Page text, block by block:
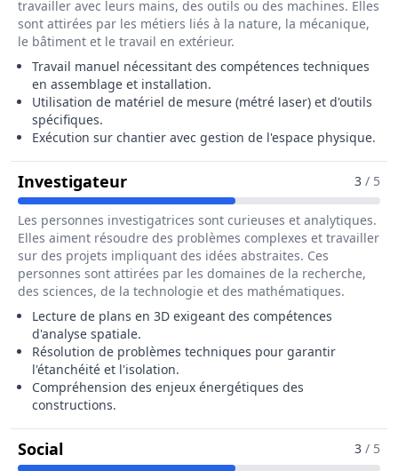
travailler avec leurs mains, des outils ou des machines. Elles
sont attirées par les métiers liés à la nature, la mécanique,
le bâtiment et le travail en extérieur.
Travail manuel nécessitant des compétences techniques
en assemblage et installation.
Utilisation de matériel de mesure (métré laser) et d'outils
spécifiques.
Exécution sur chantier avec gestion de l'espace physique.
InvestigateurPour Le Métier De Poseur / 3 / 5
Les personnes investigatrices sont curieuses et analytiques.
Elles aiment résoudre des problèmes complexes et travailler
sur des projets impliquant des idées abstraites. Ces
personnes sont attirées par les domaines de la recherche,
des sciences, de la technologie et des mathématiques.
Lecture de plans en 3D exigeant des compétences
d'analyse spatiale.
Résolution de problèmes techniques pour garantir
l'étanchéité et l'isolation.
Compréhension des enjeux énergétiques des
constructions.
SocialPour Le Métier De Poseur / Poseuse De
3 / 5